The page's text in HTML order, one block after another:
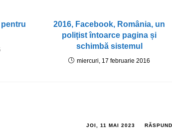
2016, Facebook, România, un
polițist întoarce pagina și
schimbă sistemul
miercuri, 17 februarie 2016
JOI, 11 MAI 2023